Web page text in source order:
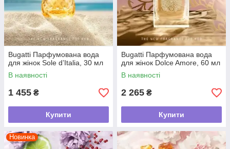
Bugatti Парфумована вода
для жінок Sole d’Italia, 30 мл
В наявності
1 455 ₴
Купити
Bugatti Парфумована вода
для жінок Dolce Amore, 60 мл
В наявності
2 265 ₴
Купити
Новинка